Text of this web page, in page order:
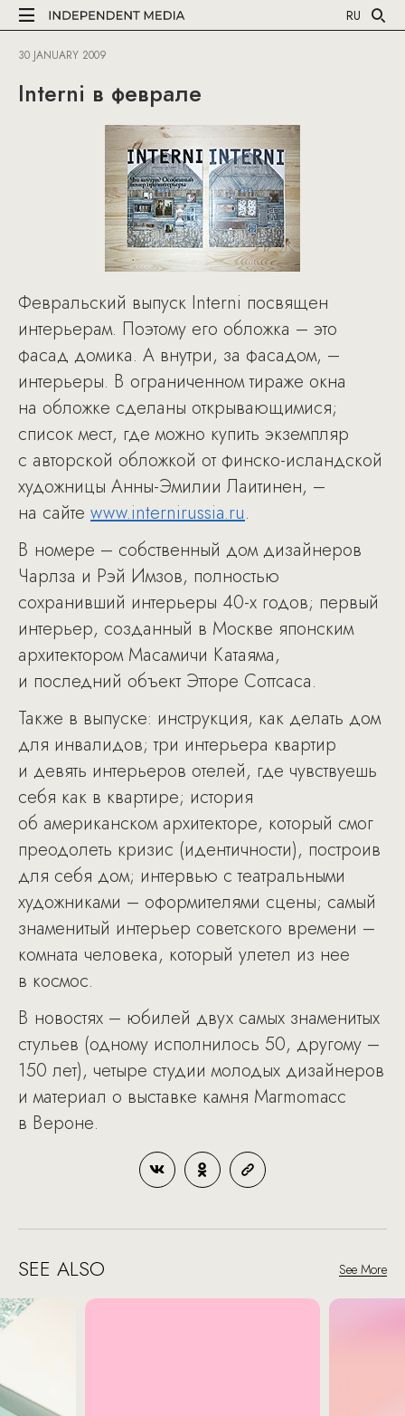
RU
30 JANUARY 2009
Interni в феврале
Февральский выпуск Interni посвящен
интерьерам. Поэтому его обложка – это
фасад домика. А внутри, за фасадом, –
интерьеры. В ограниченном тираже окна
на обложке сделаны открывающимися;
список мест, где можно купить экземпляр
с авторской обложкой от финско-исландской
художницы Анны-Эмилии Лаитинен, –
на сайте www.internirussia.ru.
В номере – собственный дом дизайнеров
Чарлза и Рэй Имзов, полностью
сохранивший интерьеры 40-х годов; первый
интерьер, созданный в Москве японским
архитектором Масамичи Катаяма,
и последний объект Этторе Соттсаса.
Также в выпуске: инструкция, как делать дом
для инвалидов; три интерьера квартир
и девять интерьеров отелей, где чувствуешь
себя как в квартире; история
об американском архитекторе, который смог
преодолеть кризис (идентичности), построив
для себя дом; интервью с театральными
художниками – оформителями сцены; самый
знаменитый интерьер советского времени –
комната человека, который улетел из нее
в космос.
В новостях – юбилей двух самых знаменитых
стульев (одному исполнилось 50, другому –
150 лет), четыре студии молодых дизайнеров
и материал о выставке камня Marmomacc
в Вероне.
SEE ALSO See More